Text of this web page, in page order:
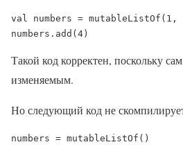
val numbers = mutableListOf(1,
numbers.add(4)
Такой код корректен, поскольку
изменяемым.
Но следующий код не
numbers = mutableListOf()